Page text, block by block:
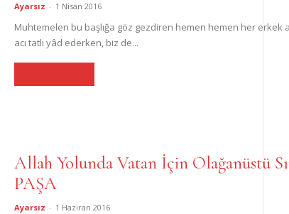
Ayarsız - 1 Nisan 2016
Muhtemelen bu başlığa göz gezdiren hemen hemen her erkek
acı tatlı yâd ederken, biz de...
Allah Yolunda Vatan İçin Olağanüstü
PAŞA
Ayarsız - 1 Haziran 2016